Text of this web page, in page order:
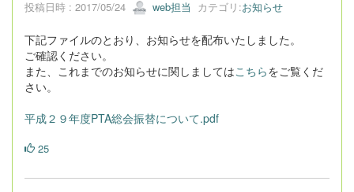
投稿日時 : 2017/05/24 web担当 カテゴリ:お知らせ
下記ファイルのとおり、お知らせを配布いたしました。
ご確認ください。
また、これまでのお知らせに関しましてはこちらをご覧くだ
さい。
平成２９年度PTA総会振替について.pdf
25